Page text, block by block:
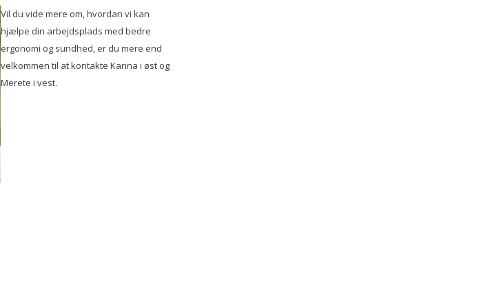
Vil du vide mere om, hvordan vi kan
hjælpe din arbejdsplads med bedre
ergonomi og sundhed, er du mere end
velkommen til at kontakte Karina i øst og
Merete i vest.